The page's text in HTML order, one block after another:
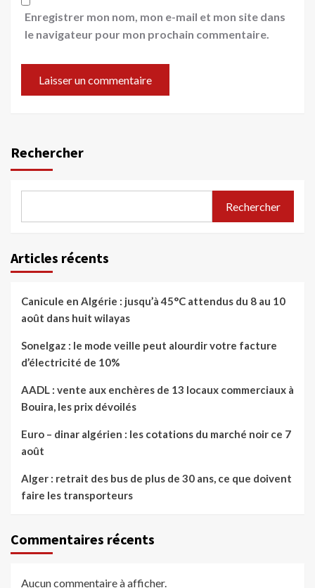
Enregistrer mon nom, mon e-mail et mon site dans
le navigateur pour mon prochain commentaire.
Rechercher
Rechercher
Articles récents
Canicule en Algérie : jusqu’à 45°C attendus du 8 au 10
août dans huit wilayas
Sonelgaz : le mode veille peut alourdir votre facture
d’électricité de 10%
AADL : vente aux enchères de 13 locaux commerciaux à
Bouira, les prix dévoilés
Euro – dinar algérien : les cotations du marché noir ce 7
août
Alger : retrait des bus de plus de 30 ans, ce que doivent
faire les transporteurs
Commentaires récents
Aucun commentaire à afficher.